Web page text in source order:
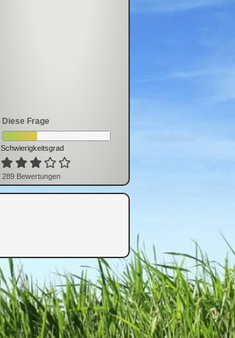
Diese Frage
Schwierigkeitsgrad
289 Bewertungen